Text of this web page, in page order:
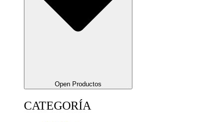
Open Productos
CATEGORÍA